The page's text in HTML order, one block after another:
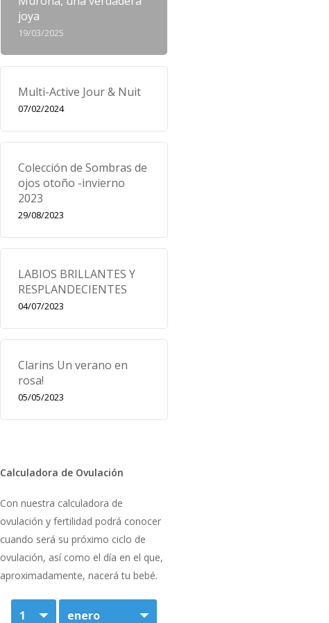
joya
19/03/2025
Multi-Active Jour & Nuit
07/02/2024
Colección de Sombras de
ojos otoño -invierno
2023
29/08/2023
LABIOS BRILLANTES Y
RESPLANDECIENTES
04/07/2023
Clarins Un verano en
rosa!
05/05/2023
Calculadora de Ovulación
Con nuestra calculadora de
ovulación y fertilidad podrá conocer
cuando será su próximo ciclo de
ovulación, así como el día en el que,
aproximadamente, nacerá tu bebé.